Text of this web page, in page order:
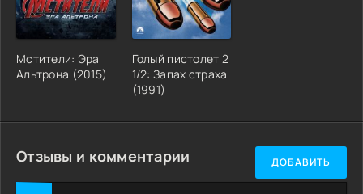
Мстители: Эра
Альтрона (2015)
Голый пистолет 2
1/2: Запах страха
(1991)
Отзывы и комментарии ДОБАВИТЬ